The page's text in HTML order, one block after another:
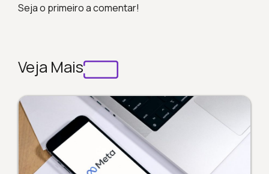
Seja o primeiro a comentar!
Veja Mais